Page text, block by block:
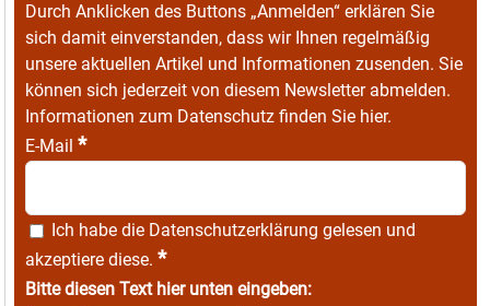
Durch Anklicken des Buttons „Anmelden“ erklären Sie
sich damit einverstanden, dass wir Ihnen regelmäßig
unsere aktuellen Artikel und Informationen zusenden. Sie
können sich jederzeit von diesem Newsletter abmelden.
Informationen zum Datenschutz finden Sie hier.
E-Mail *
Ich habe die Datenschutzerklärung gelesen und
akzeptiere diese. *
Bitte diesen Text hier unten eingeben: